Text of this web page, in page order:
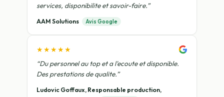
services, disponibilite et savoir-faire.”
AAM Solutions Avis Google
★★★★★
“Du personnel au top et a l'ecoute et disponible.
Des prestations de qualite.”
Ludovic Goffaux, Responsable production,